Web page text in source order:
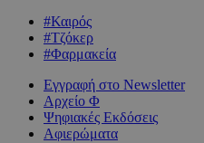
#Καιρός
#Τζόκερ
#Φαρμακεία
Εγγραφή στο Newsletter
Αρχείο Φ
Ψηφιακές Εκδόσεις
Αφιερώματα